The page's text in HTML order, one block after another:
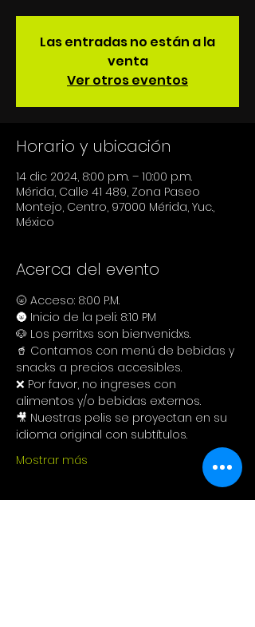
Las entradas no están a la
venta
Ver otros eventos
Horario y ubicación
14 dic 2024, 8:00 p.m. – 10:00 p.m.
Mérida, Calle 41 489, Zona Paseo
Montejo, Centro, 97000 Mérida, Yuc.,
México
Acerca del evento
🌝 Acceso: 8:00 P.M.
🌚 Inicio de la peli: 8:10 PM
🐶 Los perritxs son bienvenidxs.
🥤 Contamos con menú de bebidas y
snacks a precios accesibles.
❌ Por favor, no ingreses con
alimentos y/o bebidas externos.
🎥 Nuestras pelis se proyectan en su
idioma original con subtítulos.
Mostrar más